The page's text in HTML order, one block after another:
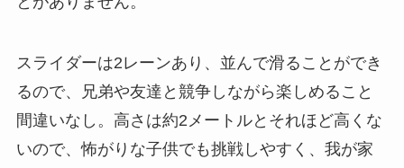
スライダーは2レーンあり、並んで滑ることができ
るので、兄弟や友達と競争しながら楽しめること
間違いなし。高さは約2メートルとそれほど高くな
いので、怖がりな子供でも挑戦しやすく、我が家